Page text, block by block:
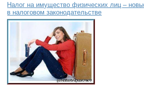
Налог на имущество физических лиц –
в налоговом законодательстве